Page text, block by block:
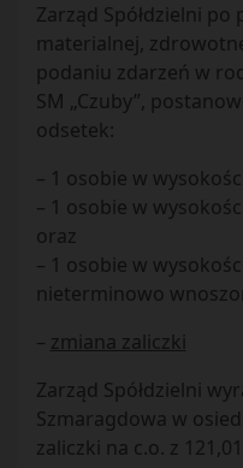
Zarząd Spółdzielni po
materialnej,
podaniu zdarzeń w
SM „Czuby”,
odsetek:
– 1 osobie w
– 1 osobie w
oraz
– 1 osobie w
nieterminowo
– zmiana zaliczki
Zarząd Spółdzielni
Szmaragdowa w
zaliczki na c.o. z